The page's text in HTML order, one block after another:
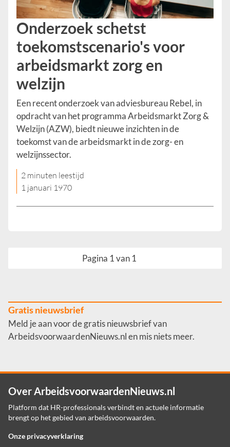
Onderzoek schetst
toekomstscenario's voor
arbeidsmarkt zorg en
welzijn
Een recent onderzoek van adviesbureau Rebel, in
opdracht van het programma Arbeidsmarkt Zorg &
Welzijn (AZW), biedt nieuwe inzichten in de
toekomst van de arbeidsmarkt in de zorg- en
welzijnssector.
2 minuten leestijd
1 januari 1970
Pagina 1 van 1
Gratis nieuwsbrief
Meld je aan voor de gratis nieuwsbrief van
ArbeidsvoorwaardenNieuws.nl en mis niets meer.
Over ArbeidsvoorwaardenNieuws.nl
Platform dat HR-professionals verbindt en actuele informatie
brengt op het gebied van arbeidsvoorwaarden.
Onze privacyverklaring